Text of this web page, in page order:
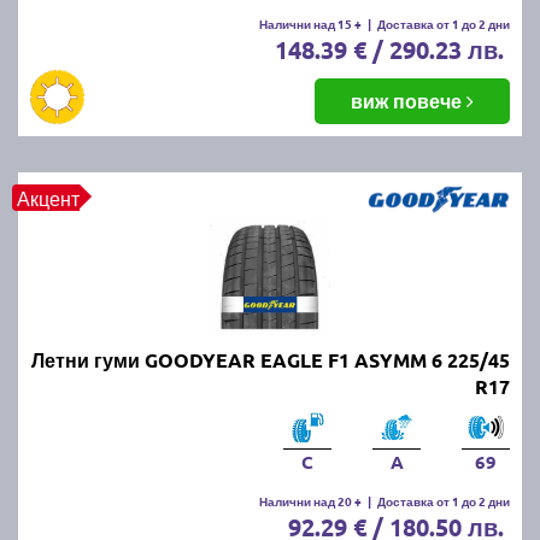
Летните гуми се считат за износени, когато
дълбочината на протектора падне под 1.6 мм.
Въпреки това, за по-добро сцепление и
безопасност се препоръчва смяната им при
дълбочина под 3 мм.
ПРОЧЕТИ ОЩЕ:Има ли закон за зимни гуми в
България?
Можем ли да шофираме със
зимни гуми през лятото?
Въпреки че е законно, не се препоръчва, защото
зимните гуми са направени от по-мека смес, която
се износва по-бързо при високи температури.
Освен това, те имат по-дълъг спирачен път и по-
слабо сцепление на суха и мокра настилка през
Налични над 15 + | Доставка от 1 до 2 дни
148.39 € / 290.23 лв.
виж повече
Акцент
Летни гуми GOODYEAR EAGLE F1 ASYMM 6 225/45
R17
C A 69
Налични над 20 + | Доставка от 1 до 2 дни
92.29 € / 180.50 лв.